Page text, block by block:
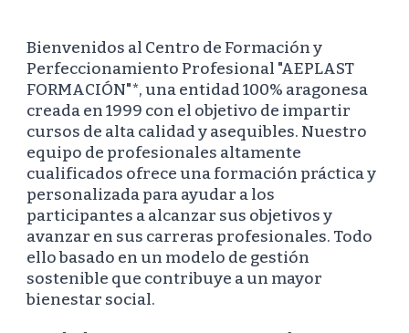
Bienvenidos al Centro de Formación y
Perfeccionamiento Profesional "AEPLAST
FORMACIÓN"*, una entidad 100% aragonesa
creada en 1999 con el objetivo de impartir
cursos de alta calidad y asequibles. Nuestro
equipo de profesionales altamente
cualificados ofrece una formación práctica y
personalizada para ayudar a los
participantes a alcanzar sus objetivos y
avanzar en sus carreras profesionales. Todo
ello basado en un modelo de gestión
sostenible que contribuye a un mayor
bienestar social.